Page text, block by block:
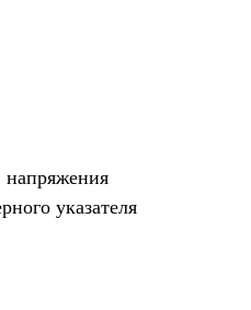
напряжения
указателя